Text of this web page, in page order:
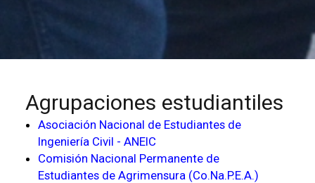
Agrupaciones estudiantiles
Asociación Nacional de Estudiantes de
Ingeniería Civil - ANEIC
Comisión Nacional Permanente de
Estudiantes de Agrimensura (Co.Na.P.E.A.)